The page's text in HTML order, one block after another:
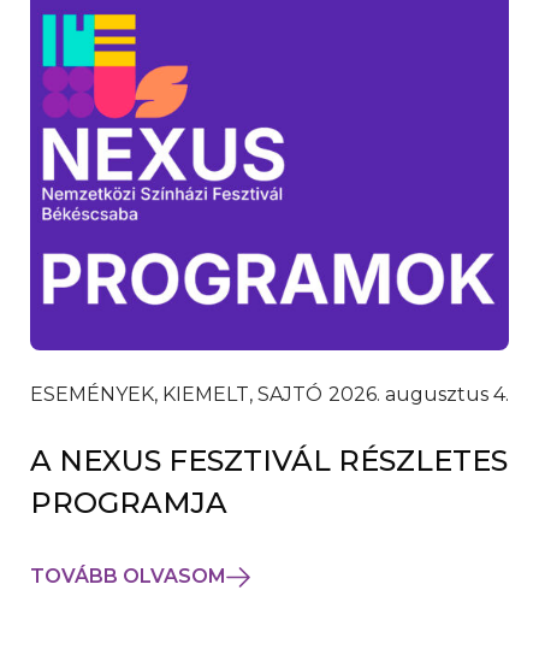
ESEMÉNYEK, KIEMELT, SAJTÓ 2026. augusztus 4.
A NEXUS FESZTIVÁL RÉSZLETES
PROGRAMJA
TOVÁBB OLVASOM